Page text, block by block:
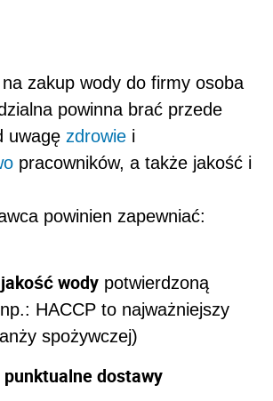
zakup wody do firmy osoba
powinna brać przede
uwagę zdrowie i
pracowników, a także jakość i
powinien zapewniać:
wody potwierdzoną
HACCP to najważniejszy
spożywczej)
dostawy